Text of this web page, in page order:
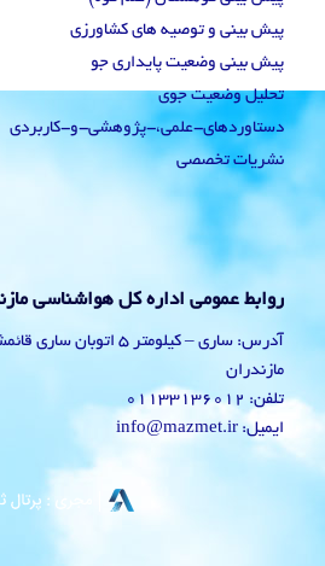
پیش بینی و توصیه های کشاورزی
پیش بینی وضعیت پایداری جو
تحلیل وضعیت جوی
دستاوردهای-علمی،-پژوهشی-و-کاربردی
نشریات تخصصی
روابط عمومی اداره کل هواشناسی
آدرس: ساری – کیلومتر 5
مازندران
تلفن: 01133136012
ایمیل: info@mazmet.ir